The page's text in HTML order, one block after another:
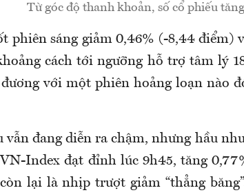
Từ góc độ thanh khoản, số cổ phiếu
phiên sáng giảm 0,46% (-8,44 điểm)
cách tới ngưỡng hỗ trợ tâm lý
với một phiên hoảng loạn nào
vẫn đang diễn ra chậm, nhưng hầu
Index đạt đỉnh lúc 9h45, tăng
lại là nhịp trượt giảm “thẳng